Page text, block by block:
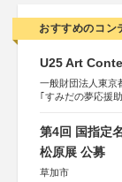
おすすめのコン
U25 Art
一般財団法人東京
｢すみだの夢応援
第4回 国指定
松原展 公募
草加市